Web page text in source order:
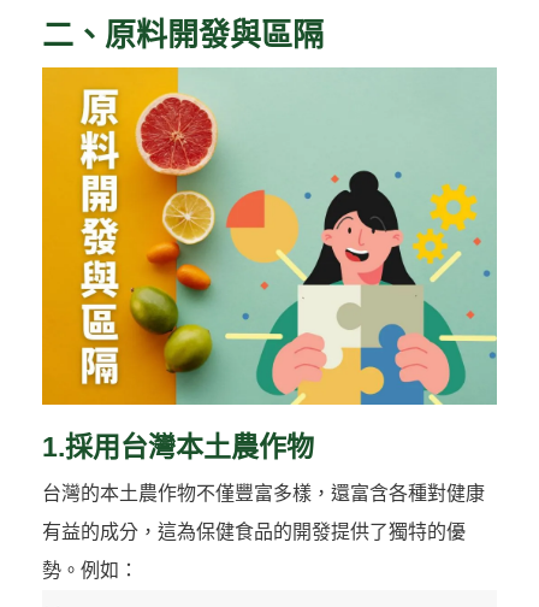
二、原料開發與區隔
1.採用台灣本土農作物
台灣的本土農作物不僅豐富多樣，還富含各種對健康
有益的成分，這為保健食品的開發提供了獨特的優
勢。例如：